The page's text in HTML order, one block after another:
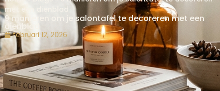
Home 9 manieren om je salontafel te
met een dienblad
9 manieren om je salontafel te decoreren met
dienblad
februari 12, 2026